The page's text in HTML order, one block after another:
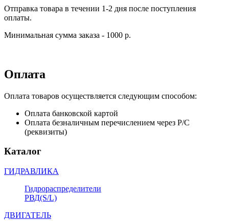
Отправка товара в течении 1-2 дня после поступления
оплаты.
Минимальная сумма заказа - 1000 р.
Оплата
Оплата товаров осуществляется следующим способом:
Оплата банковской картой
Оплата безналичным перечислением через Р/С
(реквизиты)
Каталог
ГИДРАВЛИКА
Гидрораспределители
РВД(S/L)
ДВИГАТЕЛЬ